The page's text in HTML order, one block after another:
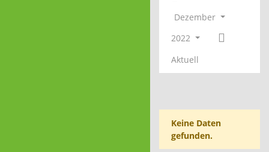
Dezember
2022
Aktuell
Keine Daten
gefunden.